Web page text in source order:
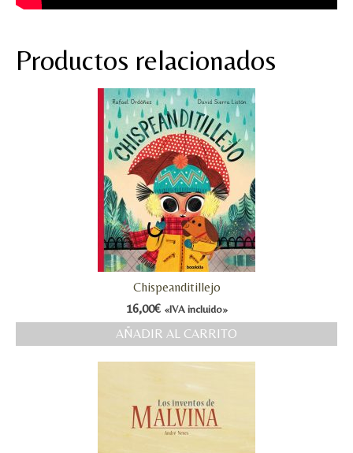
Productos relacionados
Chispeanditillejo
16,00€ «IVA incluido»
AÑADIR AL CARRITO